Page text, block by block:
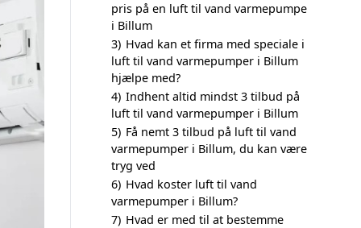
pris på en luft til vand varmepumpe
i Billum
3) Hvad kan et firma med speciale i
luft til vand varmepumper i Billum
hjælpe med?
4) Indhent altid mindst 3 tilbud på
luft til vand varmepumper i Billum
5) Få nemt 3 tilbud på luft til vand
varmepumper i Billum, du kan være
tryg ved
6) Hvad koster luft til vand
varmepumper i Billum?
7) Hvad er med til at bestemme